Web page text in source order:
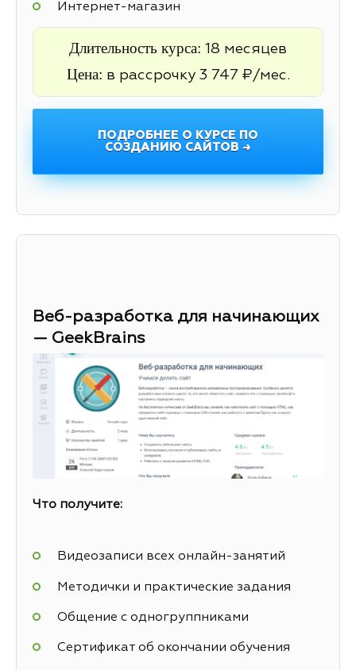
Интернет-магазин
Длительность курса: 18 месяцев
Цена: в рассрочку 3 747 ₽/мес.
ПОДРОБНЕЕ О КУРСЕ ПО
СОЗДАНИЮ САЙТОВ →
Веб-разработка для начинающих
— GeekBrains
Что получите:
Видеозаписи всех онлайн-занятий
Методички и практические задания
Общение с одногруппниками
Сертификат об окончании обучения